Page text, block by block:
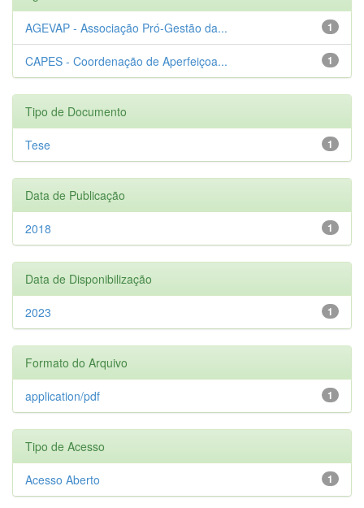
1
AGEVAP - Associação Pró-Gestão da...
1
CAPES - Coordenação de Aperfeiçoa...
Tipo de Documento
1
Tese
Data de Publicação
1
2018
Data de Disponibilização
1
2023
Formato do Arquivo
1
application/pdf
Tipo de Acesso
1
Acesso Aberto